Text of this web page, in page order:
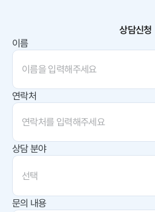
상담신청
이름
연락처
상담 분야
선택
문의 내용